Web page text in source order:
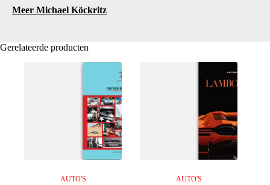
Meer Michael Köckritz
Gerelateerde producten
AUTO'S AUTO'S